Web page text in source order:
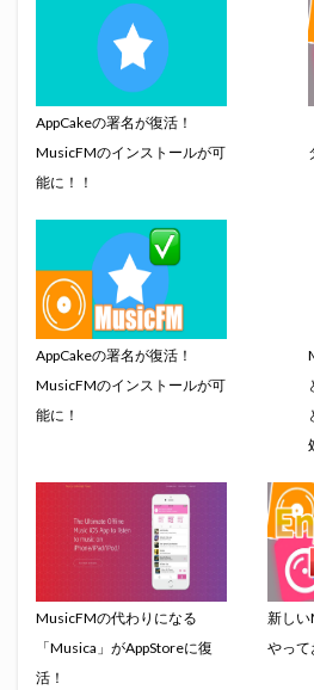
AppCakeの署名が復活！
MusicFMのインストールが可
能に！！
AppCakeの署名が復活！
MusicFMのインストールが可
能に！
MusicFMの代わりになる
「Musica」がAppStoreに復
活！
新しい
やって